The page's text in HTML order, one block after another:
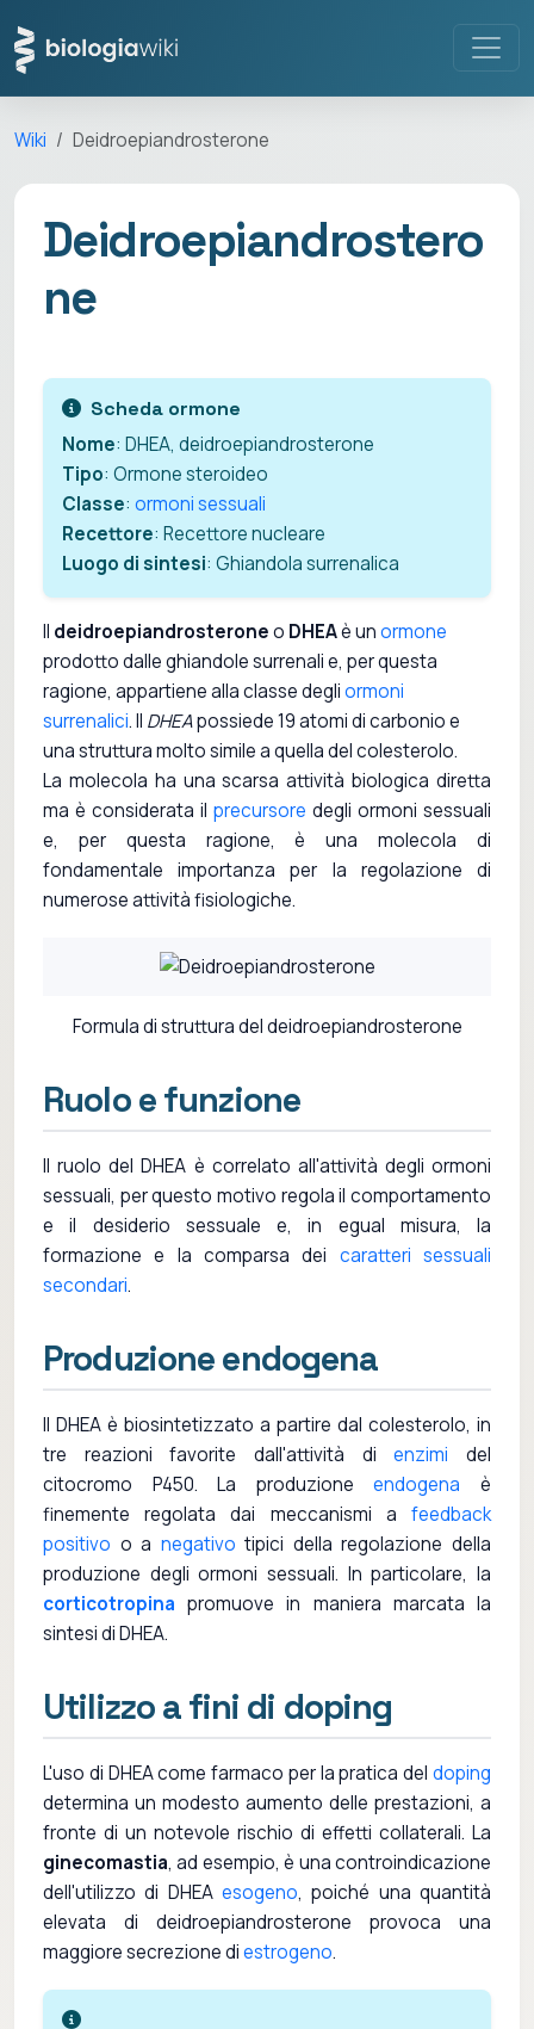
Wiki Deidroepiandrosterone
Deidroepiandrostero
ne
Scheda ormone
Nome: DHEA, deidroepiandrosterone
Tipo: Ormone steroideo
Classe: ormoni sessuali
Recettore: Recettore nucleare
Luogo di sintesi: Ghiandola surrenalica
Il deidroepiandrosteroneo DHEAè unormone
prodotto dalle ghiandole surrenali e, per questa
ragione, appartiene alla classe degliormoni
surrenalici. Il DHEApossiede 19 atomi di carbonio e
una struttura molto simile a quella del colesterolo.
La molecola ha una scarsa attività biologica diretta
ma è considerata il precursore degli ormoni sessuali
e, per questa ragione, è una molecola di
fondamentale importanza per la regolazione di
numerose attività fisiologiche.
Formula di struttura del deidroepiandrosterone
Ruolo e funzione
Il ruolo del DHEA è correlato all'attività degli ormoni
sessuali, per questo motivo regola il comportamento
e il desiderio sessuale e, in egual misura, la
formazione e la comparsa dei caratteri sessuali
secondari.
Produzione endogena
Il DHEA è biosintetizzato a partire dal colesterolo, in
tre reazioni favorite dall'attività dienzimi del
citocromo P450. La produzioneendogena è
finemente regolata dai meccanismi a feedback
positivo o a negativo tipici della regolazione della
produzione degli ormoni sessuali. In particolare, la
corticotropina promuove in maniera marcata la
sintesi di DHEA.
Utilizzo a fini di doping
L'uso di DHEA come farmaco per la pratica del doping
determina un modesto aumento delle prestazioni, a
fronte di un notevole rischio di effetti collaterali. La
ginecomastia, ad esempio, è una controindicazione
dell'utilizzo di DHEA esogeno, poiché una quantità
elevata di deidroepiandrosterone provoca una
maggiore secrezione diestrogeno.